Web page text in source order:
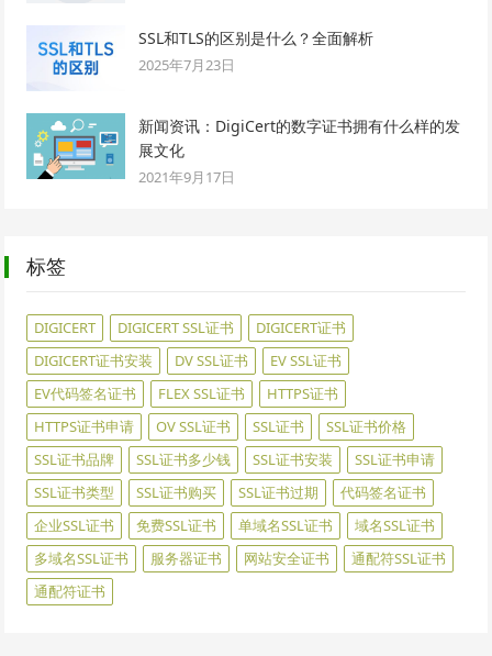
SSL和TLS的区别是什么？全面解析
2025年7月23日
新闻资讯：DigiCert的数字证书拥有什么样的发
展文化
2021年9月17日
标签
DIGICERT DIGICERT SSL证书
DIGICERT证书
DIGICERT证书安装
DV SSL证书
EV SSL证书
EV代码签名证书
FLEX SSL证书
HTTPS证书
HTTPS证书申请
OV SSL证书 SSL证书
SSL证书价格
SSL证书品牌
SSL证书多少钱 SSL证书安装
SSL证书申请
SSL证书类型
SSL证书购买 SSL证书过期
代码签名证书
企业SSL证书
免费SSL证书 单域名SSL证书
域名SSL证书
多域名SSL证书
服务器证书 网站安全证书
通配符SSL证书
通配符证书